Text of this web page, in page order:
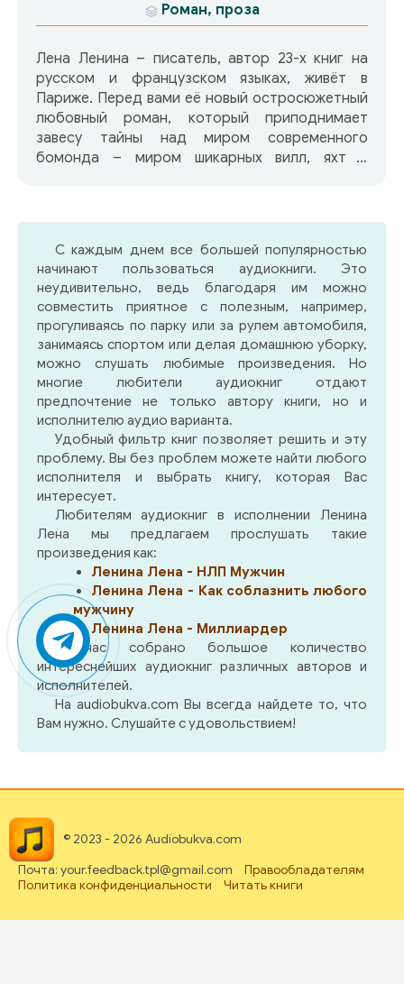
Роман, проза
Лена Ленина – писатель, автор 23-х книг на
русском и французском языках, живёт в
Париже. Перед вами её новый остросюжетный
любовный роман, который приподнимает
завесу тайны над миром современного
бомонда – миром шикарных вилл, яхт и
собирается отметить свое
тридцатитрёхлетие. В честь этого события на
Лазурном берегу готовится грандиозный
банкет. Героя ждут неожиданные сюрпризы,
которые повлекут за собой опасные
приключения…
С каждым днем все большей популярностью
начинают пользоваться аудиокниги. Это
неудивительно, ведь благодаря им можно
совместить приятное с полезным, например,
прогуливаясь по парку или за рулем автомобиля,
занимаясь спортом или делая домашнюю уборку,
можно слушать любимые произведения. Но
многие любители аудиокниг отдают
предпочтение не только автору книги, но и
исполнителю аудио варианта.
Удобный фильтр книг позволяет решить и эту
проблему. Вы без проблем можете найти любого
исполнителя и выбрать книгу, которая Вас
интересует.
Любителям аудиокниг в исполнении Ленина
Лена мы предлагаем прослушать такие
произведения как:
Ленина Лена - НЛП Мужчин
Ленина Лена - Как соблазнить любого
мужчину
Ленина Лена - Миллиардер
У нас собрано большое количество
интереснейших аудиокниг различных авторов и
исполнителей.
На audiobukva.com Вы всегда найдете то, что
Вам нужно. Слушайте с удовольствием!
© 2023 - 2026 Audiobukva.com
Почта: your.feedback.tpl@gmail.com
Правообладателям
Политика конфиденциальности
Читать книги